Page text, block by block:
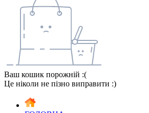
Ваш кошик порожній :(
Це ніколи не пізно виправити :)